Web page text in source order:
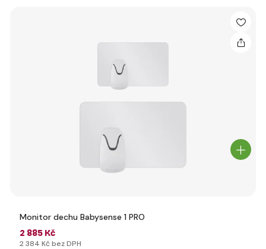
Monitor dechu Babysense 1 PRO
2 885 Kč
2 384 Kč bez DPH